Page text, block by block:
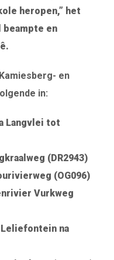
heropen,” het
beampte en
en
in:
Langvlei tot
(DR2943)
(OG096)
Vurkweg
na